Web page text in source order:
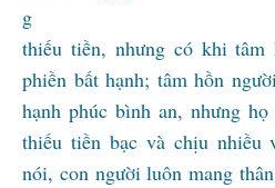
g
thiếu tiền, nhưng có khi tâm
phiền bất hạnh; tâm hồn
hạnh phúc bình an, nhưng
thiếu tiền bạc và chịu nhiều
nói, con người luôn mang